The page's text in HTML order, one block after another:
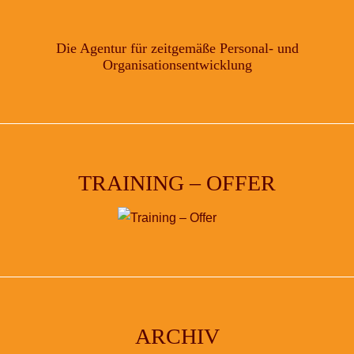
Die Agentur für zeitgemäße Personal- und
Organisationsentwicklung
TRAINING – OFFER
ARCHIV